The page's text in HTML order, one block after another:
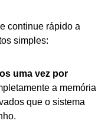
continue rápido a
simples:
uma vez por
a memória
que o sistema